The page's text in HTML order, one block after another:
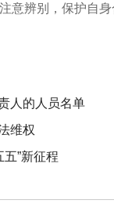
意辨别，保护自
人的人员名单
维权
”新征程